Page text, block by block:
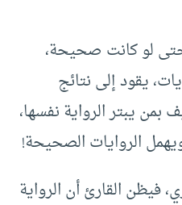
حتى لو كانت صحيحة،
يقود إلى نتائج
يبتر الرواية نفسها،
الروايات الصحيحة!
فيظن القارئ أن الرواية